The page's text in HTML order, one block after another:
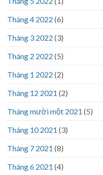
Tháng 4 2022 (6)
Tháng 3 2022 (3)
Tháng 2 2022 (5)
Tháng 1 2022 (2)
Tháng 12 2021 (2)
Tháng mười một 2021 (5)
Tháng 10 2021 (3)
Tháng 7 2021 (8)
Tháng 6 2021 (4)